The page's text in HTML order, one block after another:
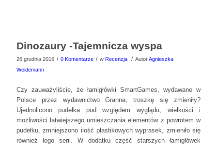
Dinozaury -Tajemnicza wyspa
26 grudnia 2016 / 0 Komentarze / w Recenzja / AutorAgnieszka
Weidemann
Czy zauważyliście, że łamigłówki SmartGames, wydawane w
Polsce przez wydawnictwo Granna, troszkę się zmieniły?
Ujednolicono pudełka pod względem wyglądu, wielkości i
możliwości łatwiejszego umieszczania elementów z powrotem w
pudełku, zmniejszono ilość plastikowych wyprasek, zmieniło się
również logo serii. W dodatku część starszych łamigłówek